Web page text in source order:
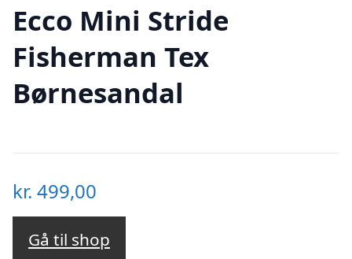
Ecco Mini Stride
Fisherman Tex
Børnesandal
kr. 499,00
Gå til shop